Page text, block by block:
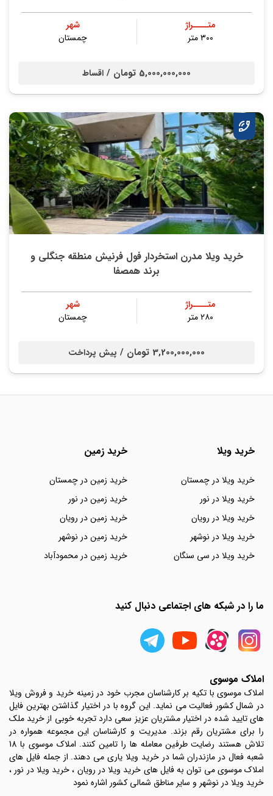
متــــراژ
۳۰۰ متر
شهر
چمستان
5,000,000,000 تومان / اقساط
خرید ویلا مدرن استخردار فول فرنیش منطقه جنگلی و
برند همصفا
متــــراژ
۲۸۰ متر
شهر
چمستان
3,200,000,000 تومان / پیش پرداخت
خرید ویلا
خرید ویلا در چمستان
خرید ویلا در نور
خرید ویلا در رویان
خرید ویلا در نوشهر
خرید ویلا در سی سنگان
خرید زمین
خرید زمین در چمستان
خرید زمین در نور
خرید زمین در رویان
خرید زمین در نوشهر
خرید زمین در محمودآباد
ما را در شبکه های اجتماعی دنبال کنید
املاک موسوی
املاک موسوی با تکیه بر کارشناسان مجرب خود در زمینه خرید و فروش ویلا
در شمال کشور فعالیت می نماید. این گروه با در اختیار گذاشتن بهترین فایل
های تایید شده در اختیار مشتریان عزیز سعی دارد تجربه خوبی از خرید ملک
را برای مشتریان رقم بزند. مدیریت و کارشناسان این مجموعه همواره در
تلاش هستند رضایت طرفین معامله ها را تامین کنند. املاک موسوی با 18
شعبه فعال در مازندران شما در خرید ویلا یاری می دهند. از جمله فایل های
املاک موسوی می توان به فایل های خرید ویلا در رویان ، خرید ویلا در نور ،
خرید ویلا در نوشهر و سایر مناطق شمالی کشور اشاره نمود